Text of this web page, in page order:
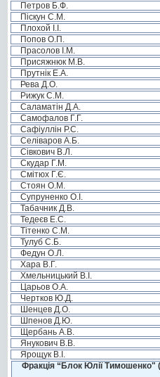
Петров Б.Ф.
Піскун С.М.
Плохой І.І.
Попов О.П.
Прасолов І.М.
Присяжнюк М.В.
Прутнік Е.А.
Рева Д.О.
Рижук С.М.
Саламатін Д.А.
Самофалов Г.Г.
Сафіуллін Р.С.
Селіваров А.Б.
Сівкович В.Л.
Скудар Г.М.
Смітюх Г.Є.
Стоян О.М.
Супруненко О.І.
Табачник Д.В.
Тедеєв Е.С.
Тітенко С.М.
Тулуб С.Б.
Федун О.Л.
Хара В.Г.
Хмельницький В.І.
Царьов О.А.
Чертков Ю.Д.
Шенцев Д.О.
Шпенов Д.Ю.
Щербань А.В.
Янукович В.В.
Ярощук В.І.
Фракція “Блок Юлії Тимошенко"